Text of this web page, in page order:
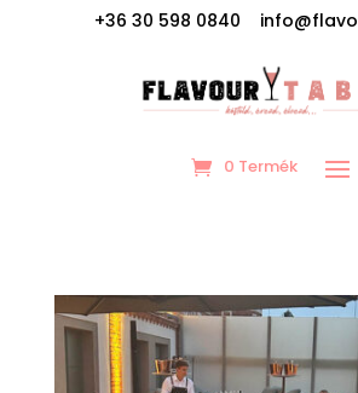
+36 30 598 0840
0 Termék